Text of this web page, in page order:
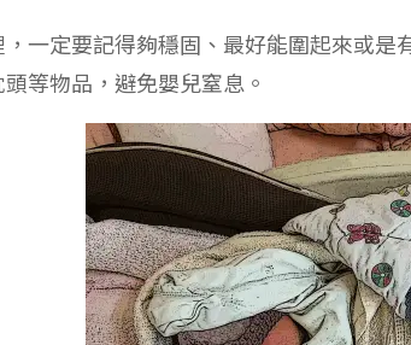
一定要記得夠穩固、最好能圍起來或
等物品，避免嬰兒窒息。